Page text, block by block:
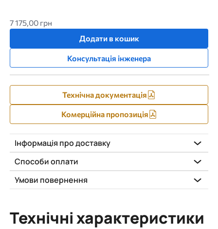
7 175,00 грн
Додати в кошик
Консультація інженера
Технічна документація
Комерційна пропозиція
Інформація про доставку
Способи оплати
Умови повернення
Технічні характеристики